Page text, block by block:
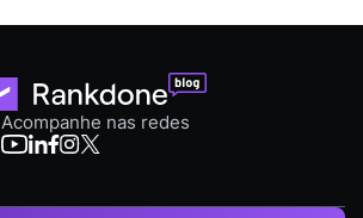
Acompanhe nas redes